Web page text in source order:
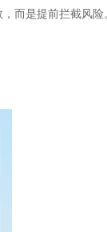
而是提前拦截风险